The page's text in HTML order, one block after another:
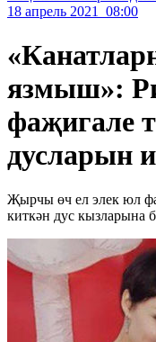
18 апрель 2021 08:00
язмыш»:
фаҗигале
дусларын
Җырчы өч ел элек юл
киткән дус кызларына